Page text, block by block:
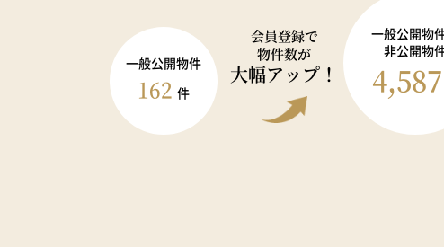
会員登録で
物件数が
大幅アップ！
一般公開物件
162 件
一般公開物
非公開物
4,587